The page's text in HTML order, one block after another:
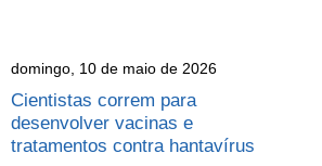
domingo, 10 de maio de 2026
Cientistas correm para
desenvolver vacinas e
tratamentos contra hantavírus